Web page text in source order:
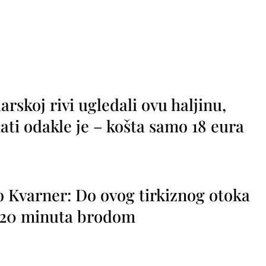
rivi ugledali ovu haljinu,
odakle je – košta samo 18 eura
Kvarner: Do ovog tirkiznog otoka
minuta brodom